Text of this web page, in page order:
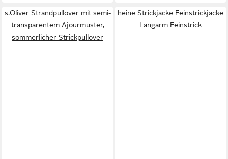
s.Oliver Strandpullover mit semi-
transparentem Ajourmuster,
sommerlicher Strickpullover
heine Strickjacke Feinstrickjacke
Langarm Feinstrick